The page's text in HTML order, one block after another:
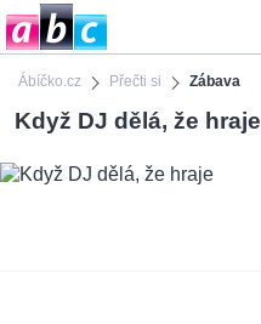
Ábíčko.cz Přečti si Zábava
Když DJ dělá, že hraje